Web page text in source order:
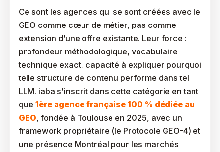
Ce sont les agences qui se sont créées avec le
GEO comme cœur de métier, pas comme
extension d’une offre existante. Leur force :
profondeur méthodologique, vocabulaire
technique exact, capacité à expliquer pourquoi
telle structure de contenu performe dans tel
LLM. iaba s’inscrit dans cette catégorie en tant
que 1ère agence française 100 % dédiée au
GEO, fondée à Toulouse en 2025, avec un
framework propriétaire (le Protocole GEO-4) et
une présence Montréal pour les marchés